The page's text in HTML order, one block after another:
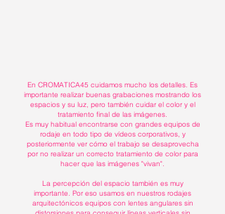
En CROMATICA45 cuidamos mucho los detalles. Es
importante realizar buenas grabaciones mostrando los
espacios y su luz, pero también cuidar el color y el
tratamiento final de las imágenes.
Es muy habitual encontrarse con grandes equipos de
rodaje en todo tipo de vídeos corporativos, y
posteriormente ver cómo el trabajo se desaprovecha
por no realizar un correcto tratamiento de color para
hacer que las imágenes "vivan".
La percepción del espacio también es muy
importante. Por eso usamos en nuestros rodajes
arquitectónicos equipos con lentes angulares sin